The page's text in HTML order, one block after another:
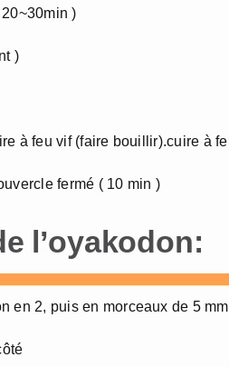
)
)
à feu vif (faire bouillir).cuire à
fermé ( 10 min )
l’oyakodon:
en 2, puis en morceaux de 5